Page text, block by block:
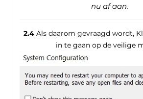
nu af aan.
2.4Als daarom gevraagd wordt,
in te gaan op de veilige